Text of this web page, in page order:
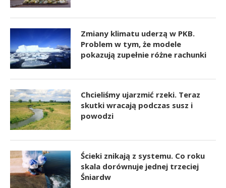
Zmiany klimatu uderzą w PKB.
Problem w tym, że modele
pokazują zupełnie różne rachunki
Chcieliśmy ujarzmić rzeki. Teraz
skutki wracają podczas susz i
powodzi
Ścieki znikają z systemu. Co roku
skala dorównuje jednej trzeciej
Śniardw